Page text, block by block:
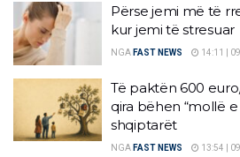
Përse jemi më të
kur jemi të stresuar
NGA FAST NEWS 14:11 |
Të paktën 600
qira bëhen “mollë
shqiptarët
NGA FAST NEWS 13:54 |